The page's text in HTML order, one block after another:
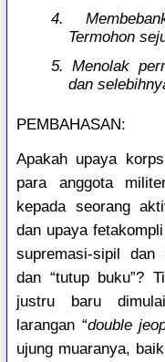
4.
Termohon
5. Menolak
dan
PEMBAHASAN:
Apakah upaya
para anggota
kepada seorang
dan upaya
supremasi-sipil
dan “tutup buku”?
justru baru
larangan “double
ujung muaranya,